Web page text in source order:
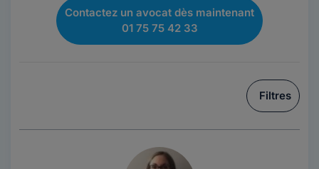
Contactez un avocat dès maintenant
01 75 75 42 33
Filtres